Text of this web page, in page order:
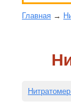
Главная →